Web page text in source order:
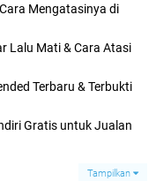
Mengatasinya di
Lalu Mati & Cara Atasi
Terbaru & Terbukti
Gratis untuk Jualan
Tampilkan